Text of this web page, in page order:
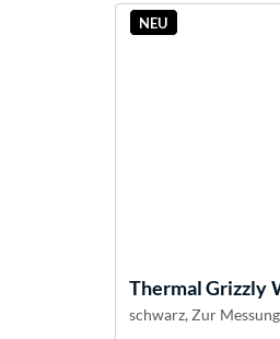
NEU
Thermal Grizzly
schwarz, Zur